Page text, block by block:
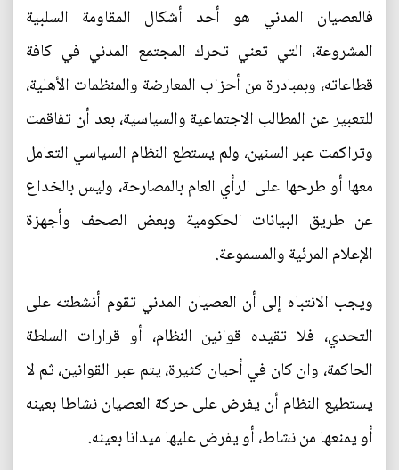
فالعصيان المدني هو أحد أشكال المقاومة السلبية
المشروعة، التي تعني تحرك المجتمع المدني في كافة
قطاعاته، وبمبادرة من أحزاب المعارضة والمنظمات الأهلية،
للتعبير عن المطالب الاجتماعية والسياسية، بعد أن تفاقمت
وتراكمت عبر السنين، ولم يستطع النظام السياسي التعامل
معها أو طرحها على الرأي العام بالمصارحة، وليس بالخداع
عن طريق البيانات الحكومية وبعض الصحف وأجهزة
الإعلام المرئية والمسموعة.
ويجب الانتباه إلى أن العصيان المدني تقوم أنشطته على
التحدي، فلا تقيده قوانين النظام، أو قرارات السلطة
الحاكمة، وان كان في أحيان كثيرة، يتم عبر القوانين، ثم لا
يستطيع النظام أن يفرض على حركة العصيان نشاطا بعينه
أو يمنعها من نشاط، أو يفرض عليها ميدانا بعينه.